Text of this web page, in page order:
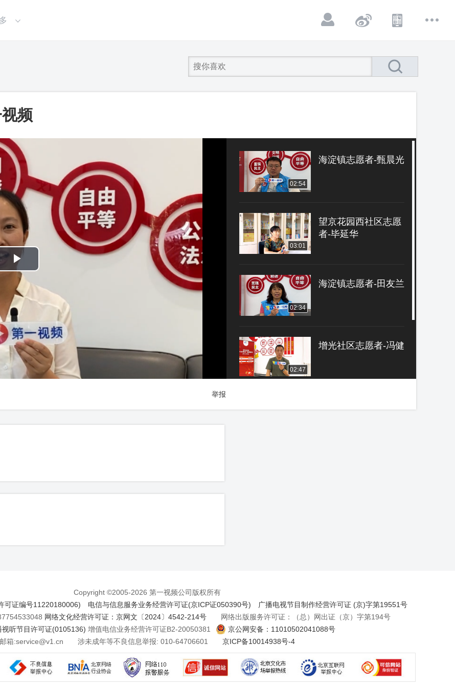
频
Play
Video
02:54
海淀镇志愿者-甄晨光
03:01
望京花园西社区志愿
者-毕延华
02:34
海淀镇志愿者-田友兰
02:47
增光社区志愿者-冯健
韩家川大院社区志愿
举报
Copyright ©2005-2026 第一视频公司版权所有
可证编号11220180006)
电信与信息服务业务经营许可证(京ICP证050390号)
广播电视节目制作经营许可证 (京)字第19551号
网络文化经营许可证：京网文〔2024〕4542-214号网络出版服务许可证：（总）网出证（京）字第194号
视听节目许可证(0105136) 增值电信业务经营许可证B2-20050381
京公网安备：11010502041088号
邮箱:service@v1.cn 涉未成年等不良信息举报: 010-64706601 京ICP备10014938号-4